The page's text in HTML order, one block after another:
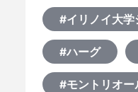
#イリノイ大学
#ハーグ
#モントリオー